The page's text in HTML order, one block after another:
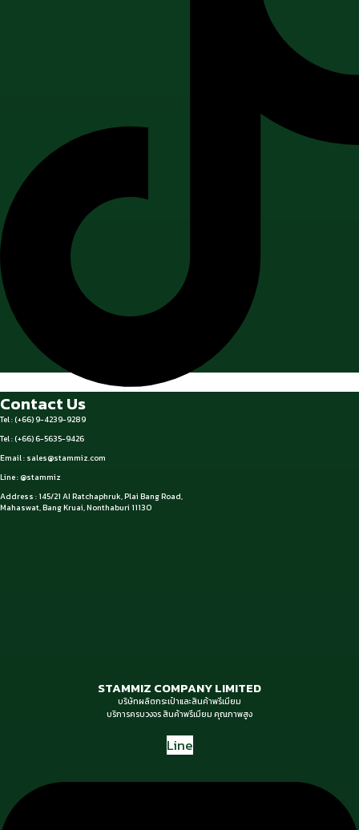
Contact Us
Tel : (+66) 9-4239-9289
Tel : (+66) 6-5635-9426
Email : sales@stammiz.com
Line : @stammiz
Address : 145/21 AI Ratchaphruk, Plai Bang Road,
Mahaswat, Bang Kruai, Nonthaburi 11130
STAMMIZ COMPANY LIMITED
บริษัทผลิตกระเป๋าและสินค้าพรีเมียม
บริการครบวงจร สินค้าพรีเมียม คุณภาพสูง
Line